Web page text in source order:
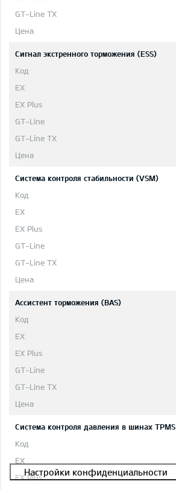
Сигнал экстренного торможения (ESS)
Система контроля стабильности (VSM)
Ассистент торможения (BAS)
Система контроля давления в шинах TPMS